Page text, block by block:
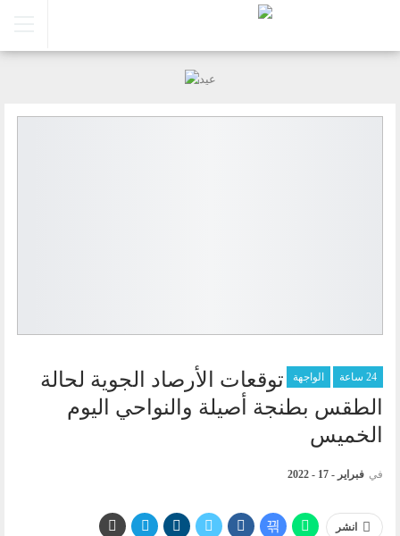
24 ساعة الواجهة
توقعات الأرصاد الجوية لحالة
الطقس بطنجة أصيلة والنواحي اليوم
الخميس
في فبراير - 17 - 2022
انشر